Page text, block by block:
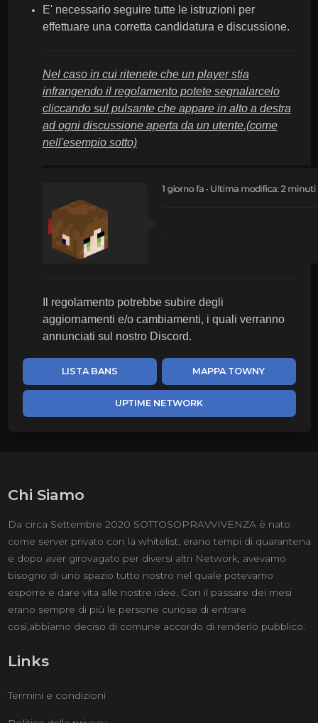
E' necessario seguire tutte le istruzioni per
effettuare una corretta candidatura e discussione.
Nel caso in cui ritenete che un player stia
infrangendo il regolamento potete segnalarcelo
cliccando sul pulsante che appare in alto a destra
ad ogni discussione aperta da un utente.(come
nell'esempio sotto)
Il regolamento potrebbe subire degli
aggiornamenti e/o cambiamenti, i quali verranno
annunciati sul nostro Discord.
LISTA BANS MAPPA TOWNY
UPTIME NETWORK
Chi Siamo
Da circa Settembre 2020 SOTTOSOPRAVVIVENZA è nato
come server privato con la whitelist, erano tempi di quarantena
e dopo aver girovagato per diversi altri Network, avevamo
bisogno di uno spazio tutto nostro nel quale potevamo
esporre e dare vita alle nostre idee. Con il passare dei mesi
erano sempre di più le persone curiose di entrare
così,abbiamo deciso di comune accordo di renderlo pubblico.
Links
Termini e condizioni